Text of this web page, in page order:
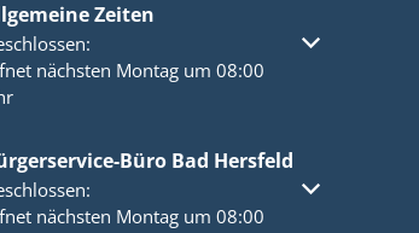
Zeiten
um weitere Öffnungs- oder Schließzeiten
nächsten Montag um 08:00
Büro Bad Hersfeld
um weitere Öffnungs- oder Schließzeiten
nächsten Montag um 08:00